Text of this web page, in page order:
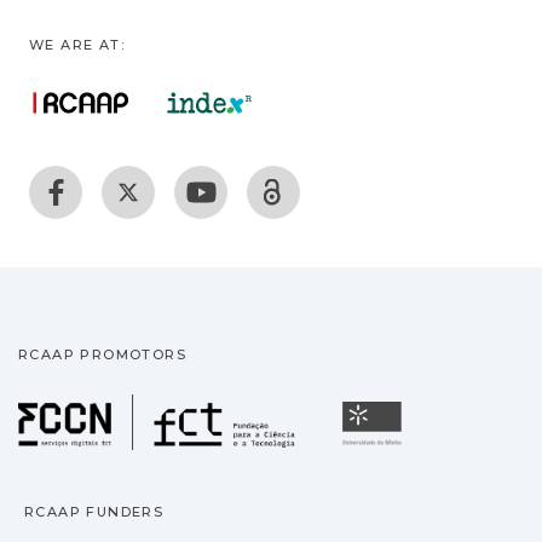
WE ARE AT:
RCAAP PROMOTORS
Fundação para a
RCAAP FUNDERS